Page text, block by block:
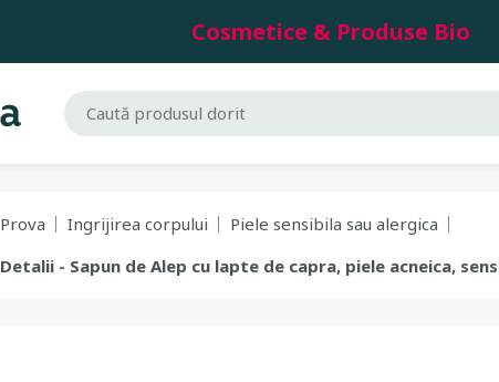
Cosmetice & Produse Bio
Prova Ingrijirea corpului
Piele sensibila sau alergica
Detalii - Sapun de Alep cu lapte de capra, piele acneica,